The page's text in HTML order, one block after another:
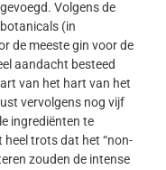
Volgens de
(in
de meeste gin voor de
aandacht besteed
van het hart van het
vervolgens nog vijf
ingrediënten te
trots dat het “non-
zouden de intense